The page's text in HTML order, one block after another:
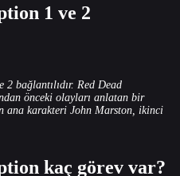
1 ve 2
bağlantılıdır. Red Dead
önceki olayları anlatan bir
ana karakteri John Marston, ikinci
kaç görev var?